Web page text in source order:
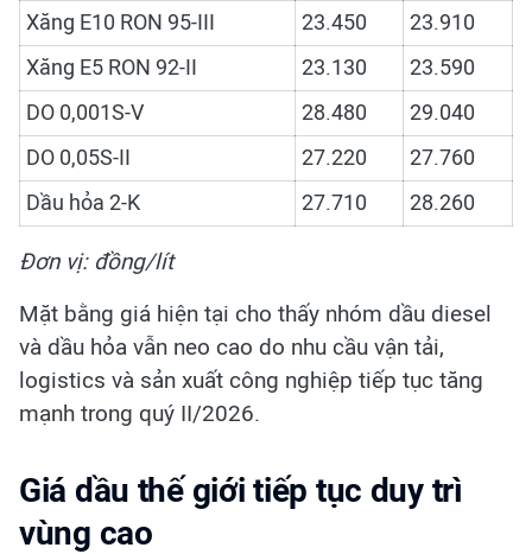
Xăng E10 RON 95-III
23.450
23.910
Xăng E5 RON 92-II
23.130
23.590
DO 0,001S-V
28.480
29.040
DO 0,05S-II
27.220
27.760
Dầu hỏa 2-K
27.710 28.260
Đơn vị: đồng/lít
Mặt bằng giá hiện tại cho thấy nhóm dầu diesel
và dầu hỏa vẫn neo cao do nhu cầu vận tải,
logistics và sản xuất công nghiệp tiếp tục tăng
mạnh trong quý II/2026.
Giá dầu thế giới tiếp tục duy trì
vùng cao